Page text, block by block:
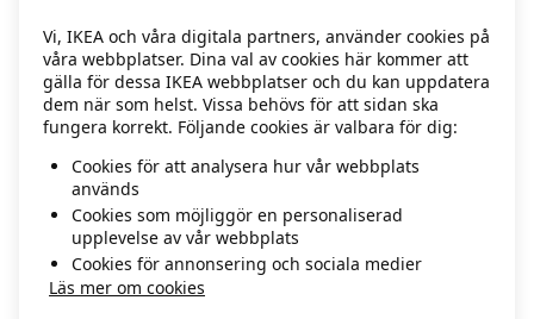
information)
Vi, IKEA och våra digitala partners, använder cookies på
våra webbplatser. Dina val av cookies här kommer att
gälla för dessa IKEA webbplatser och du kan uppdatera
dem när som helst. Vissa behövs för att sidan ska
fungera korrekt. Följande cookies är valbara för dig:
Cookies för att analysera hur vår webbplats
används
Cookies som möjliggör en personaliserad
upplevelse av vår webbplats
Cookies för annonsering och sociala medier
Läs mer om cookies